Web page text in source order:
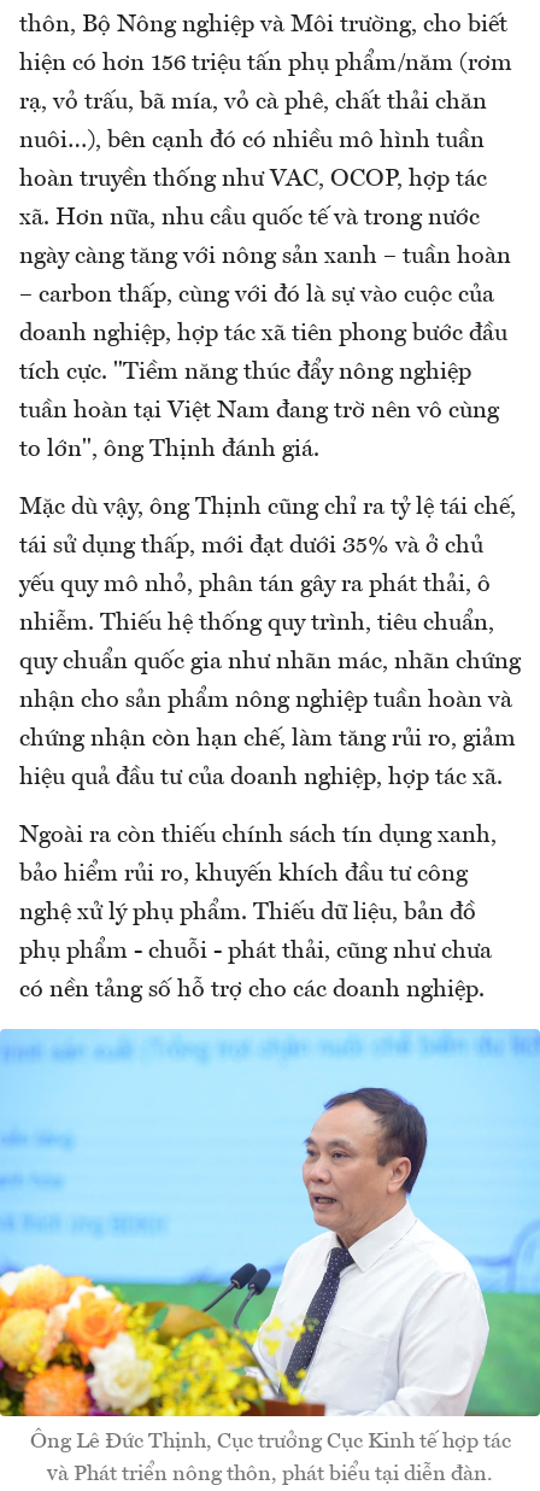
thôn, Bộ Nông nghiệp và Môi trường, cho biết
hiện có hơn 156 triệu tấn phụ phẩm/năm (rơm
rạ, vỏ trấu, bã mía, vỏ cà phê, chất thải chăn
nuôi…), bên cạnh đó có nhiều mô hình tuần
hoàn truyền thống như VAC, OCOP, hợp tác
xã. Hơn nữa, nhu cầu quốc tế và trong nước
ngày càng tăng với nông sản xanh – tuần hoàn
– carbon thấp, cùng với đó là sự vào cuộc của
doanh nghiệp, hợp tác xã tiên phong bước đầu
tích cực. "Tiềm năng thúc đẩy nông nghiệp
tuần hoàn tại Việt Nam đang trờ nên vô cùng
to lớn", ông Thịnh đánh giá.
Mặc dù vậy, ông Thịnh cũng chỉ ra tỷ lệ tái chế,
tái sử dụng thấp, mới đạt dưới 35% và ở chủ
yếu quy mô nhỏ, phân tán gây ra phát thải, ô
nhiễm. Thiếu hệ thống quy trình, tiêu chuẩn,
quy chuẩn quốc gia như nhãn mác, nhãn chứng
nhận cho sản phẩm nông nghiệp tuần hoàn và
chứng nhận còn hạn chế, làm tăng rủi ro, giảm
hiệu quả đầu tư của doanh nghiệp, hợp tác xã.
Ngoài ra còn thiếu chính sách tín dụng xanh,
bảo hiểm rủi ro, khuyến khích đầu tư công
nghệ xử lý phụ phẩm. Thiếu dữ liệu, bản đồ
phụ phẩm - chuỗi - phát thải, cũng như chưa
có nền tảng số hỗ trợ cho các doanh nghiệp.
Ông Lê Đức Thịnh, Cục trưởng Cục Kinh tế hợp tác
và Phát triển nông thôn, phát biểu tại diễn đàn.